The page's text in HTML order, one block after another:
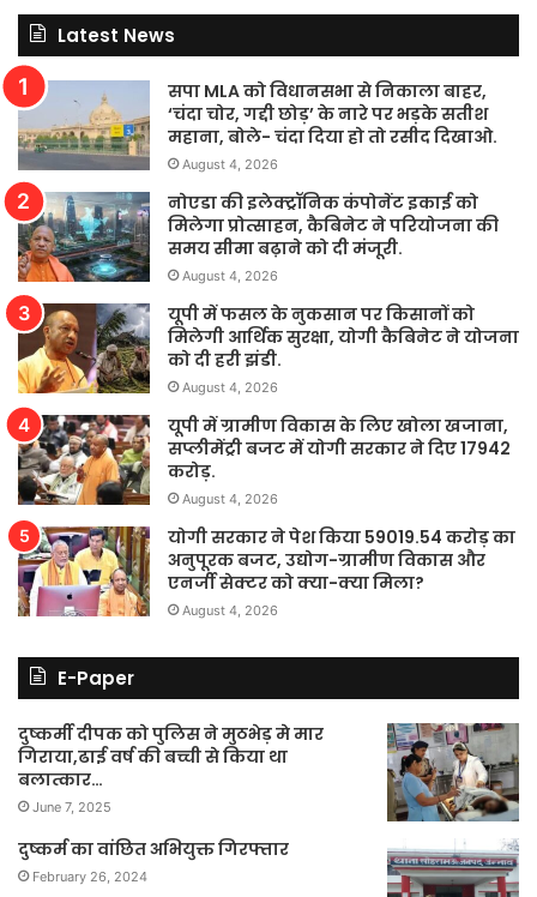
Latest News
सपा MLA को विधानसभा से निकाला बाहर,
‘चंदा चोर, गद्दी छोड़’ के नारे पर भड़के सतीश
महाना, बोले- चंदा दिया हो तो रसीद दिखाओ.
August 4, 2026
नोएडा की इलेक्ट्रॉनिक कंपोनेंट इकाई को
मिलेगा प्रोत्साहन, कैबिनेट ने परियोजना की
समय सीमा बढ़ाने को दी मंजूरी.
August 4, 2026
यूपी में फसल के नुकसान पर किसानों को
मिलेगी आर्थिक सुरक्षा, योगी कैबिनेट ने योजना
को दी हरी झंडी.
August 4, 2026
यूपी में ग्रामीण विकास के लिए खोला खजाना,
सप्लीमेंट्री बजट में योगी सरकार ने दिए 17942
करोड़.
August 4, 2026
योगी सरकार ने पेश किया 59019.54 करोड़ का
अनुपूरक बजट, उद्योग-ग्रामीण विकास और
एनर्जी सेक्टर को क्या-क्या मिला?
August 4, 2026
E-Paper
दुष्कर्मी दीपक को पुलिस ने मुठभेड़ मे मार
गिराया,ढाई वर्ष की बच्ची से किया था
बलात्कार…
June 7, 2025
दुष्कर्म का वांछित अभियुक्त गिरफ्तार
February 26, 2024